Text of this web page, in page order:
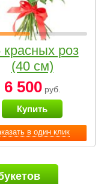
в один клик
красных роз
(40 см)
6 500руб.
Купить